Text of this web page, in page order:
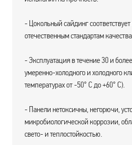
- Цокольный сайдинг
отечественным стандартам
- Эксплуатация в течение 30 и
умеренно-холодного и холодного
температурах от -50° С до +60° С).
- Панели нетоксичны, негорючи,
микробиологической коррозии,
свето- и теплостойкостью.